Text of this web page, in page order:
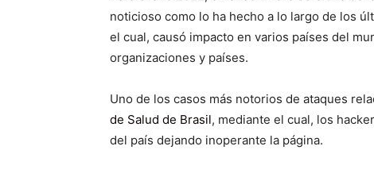
noticioso como lo ha hecho a lo largo de los
el cual, causó impacto en varios países del
organizaciones y países.
Uno de los casos más notorios de ataques
de Salud de Brasil, mediante el cual, los
del país dejando inoperante la página.